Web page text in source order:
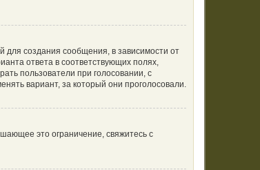
для создания сообщения, в зависимости от
ответа в соответствующих полях,
пользователи при голосовании, с
вариант, за который они проголосовали.
это ограничение, свяжитесь с